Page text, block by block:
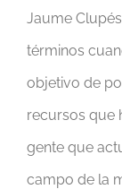
Jaume
términos
objetivo de
recursos que
gente que
campo de la